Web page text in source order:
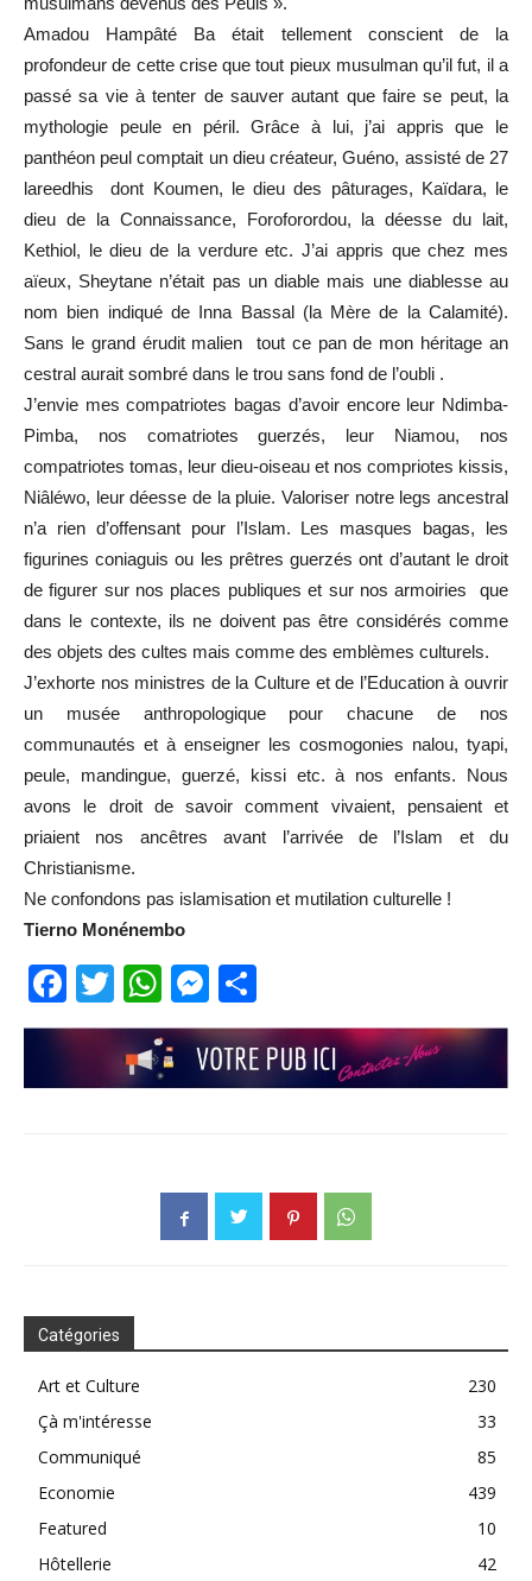
Amadou Hampâté Ba était tellement conscient de la
profondeur de cette crise que tout pieux musulman qu’il fut, il a
passé sa vie à tenter de sauver autant que faire se peut, la
mythologie peule en péril. Grâce à lui, j’ai appris que le
panthéon peul comptait un dieu créateur, Guéno, assisté de 27
lareedhis dont Koumen, le dieu des pâturages, Kaïdara, le
dieu de la Connaissance, Foroforordou, la déesse du lait,
Kethiol, le dieu de la verdure etc. J’ai appris que chez mes
aïeux, Sheytane n’était pas un diable mais une diablesse au
nom bien indiqué de Inna Bassal (la Mère de la Calamité).
Sans le grand érudit malien tout ce pan de mon héritage an
cestral aurait sombré dans le trou sans fond de l’oubli .
J’envie mes compatriotes bagas d’avoir encore leur Ndimba-
Pimba, nos comatriotes guerzés, leur Niamou, nos
compatriotes tomas, leur dieu-oiseau et nos compriotes kissis,
Niâléwo, leur déesse de la pluie. Valoriser notre legs ancestral
n’a rien d’offensant pour l’Islam. Les masques bagas, les
figurines coniaguis ou les prêtres guerzés ont d’autant le droit
de figurer sur nos places publiques et sur nos armoiries que
dans le contexte, ils ne doivent pas être considérés comme
des objets des cultes mais comme des emblèmes culturels.
J’exhorte nos ministres de la Culture et de l’Education à ouvrir
un musée anthropologique pour chacune de nos
communautés et à enseigner les cosmogonies nalou, tyapi,
peule, mandingue, guerzé, kissi etc. à nos enfants. Nous
avons le droit de savoir comment vivaient, pensaient et
priaient nos ancêtres avant l’arrivée de l’Islam et du
Christianisme.
Ne confondons pas islamisation et mutilation culturelle !
Tierno Monénembo
Facebook
TwitterWhatsApp
Messenger
Catégories
Art et Culture
230
Çà m'intéresse
33
Communiqué
85
Economie
439
Featured
10
Hôtellerie
42